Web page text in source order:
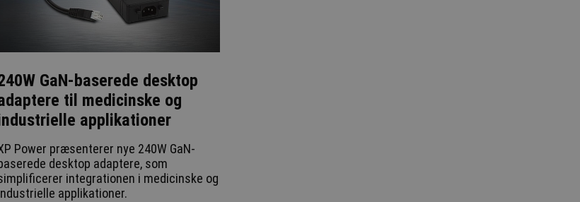
GaN-baserede desktop
til medicinske og
applikationer
Power præsenterer nye 240W GaN-
desktop adaptere, som
integrationen i medicinske og
applikationer.